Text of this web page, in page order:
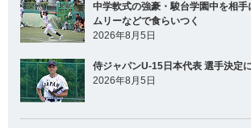
中学軟式の強豪・駿台学園中を相手
ムリーなどで食らいつく
2026年8月5日
侍ジャパンU-15日本代表 選手決定
2026年8月5日